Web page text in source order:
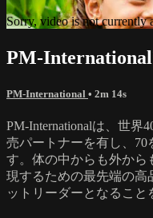
Sorry, video is not currently
PM-
PM-International • 2m 14s
PM-Internationalは、世界
売パートナーを有し、70
す。体の中からも外から
現するための最先端の高
ットリーダーとなること